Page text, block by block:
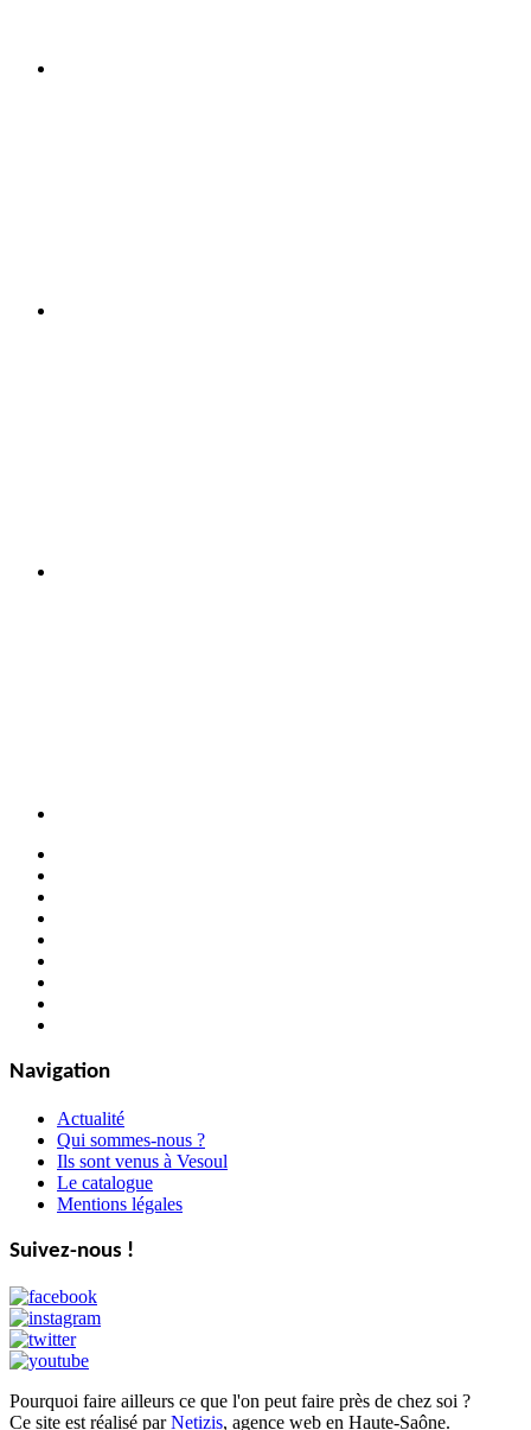
Navigation
Actualité
Qui sommes-nous ?
Ils sont venus à Vesoul
Le catalogue
Mentions légales
Suivez-nous !
Pourquoi faire ailleurs ce que l'on peut faire près de chez soi ?
Ce site est réalisé parNetizis, agence web en Haute-Saône.